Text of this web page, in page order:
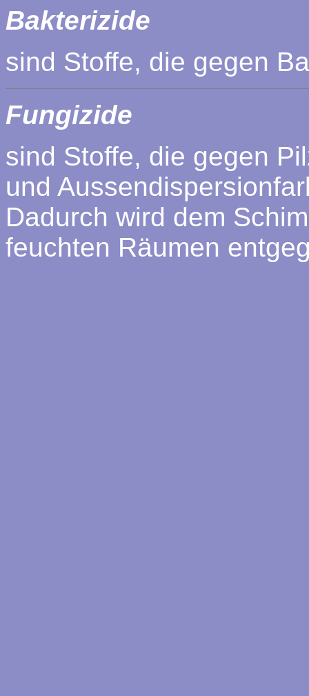
Bakterizide
sind Stoffe, die gegen
Fungizide
sind Stoffe, die gegen
und
Dadurch wird dem
feuchten Räumen